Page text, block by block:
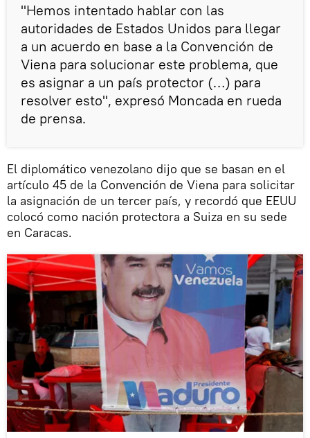
"Hemos intentado hablar con las
autoridades de Estados Unidos para llegar
a un acuerdo en base a la Convención de
Viena para solucionar este problema, que
es asignar a un país protector (…) para
resolver esto", expresó Moncada en rueda
de prensa.
El diplomático venezolano dijo que se basan en el
artículo 45 de la Convención de Viena para solicitar
la asignación de un tercer país, y recordó que EEUU
colocó como nación protectora a Suiza en su sede
en Caracas.